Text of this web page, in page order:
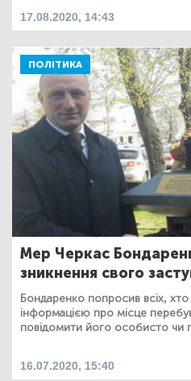
17.08.2020, 14:43
ПОЛІТИКА
Мер Черкас
зникнення свого
Бондаренко попросив всіх,
інформацією про місце
повідомити його особисто чи
16.07.2020, 15:40